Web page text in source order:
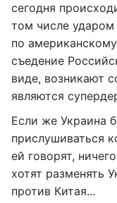
сегодня
том числе
по
съедение
виде, возникают
являются
Если же Украина
прислушиваться
ей говорят,
хотят разменять
против Китая...